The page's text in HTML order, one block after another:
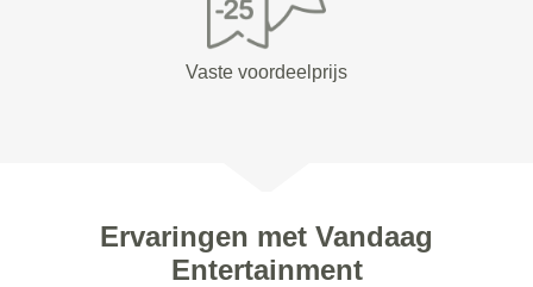
Vaste voordeelprijs
Ervaringen met Vandaag
Entertainment